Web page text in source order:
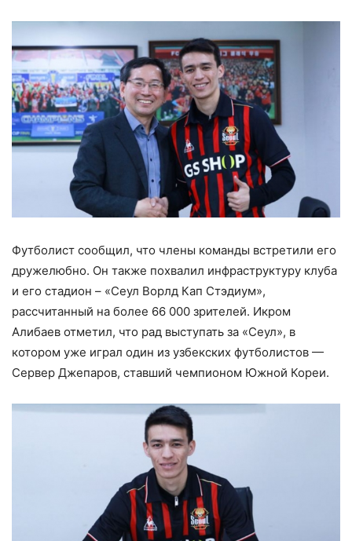
Футболист сообщил, что члены команды встретили его
дружелюбно. Он также похвалил инфраструктуру клуба
и его стадион – «Сеул Ворлд Кап Стэдиум»,
рассчитанный на более 66 000 зрителей. Икром
Алибаев отметил, что рад выступать за «Сеул», в
котором уже играл один из узбекских футболистов —
Сервер Джепаров, ставший чемпионом Южной Кореи.